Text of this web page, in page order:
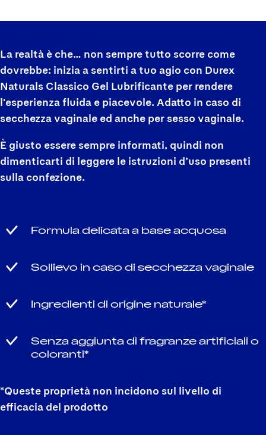
La realtà è che… non sempre tutto scorre come
dovrebbe: inizia a sentirti a tuo agio con Durex
Naturals Classico Gel Lubrificante per rendere
l'esperienza fluida e piacevole. Adatto in caso di
secchezza vaginale ed anche per sesso vaginale.
È giusto essere sempre informati, quindi non
dimenticarti di leggere le istruzioni d’uso presenti
sulla confezione.
Formula delicata a base acquosa
Sollievo in caso di secchezza vaginale
Ingredienti di origine naturale*
Senza aggiunta di fragranze artificiali o
coloranti*
*Queste proprietà non incidono sul livello di
efficacia del prodotto